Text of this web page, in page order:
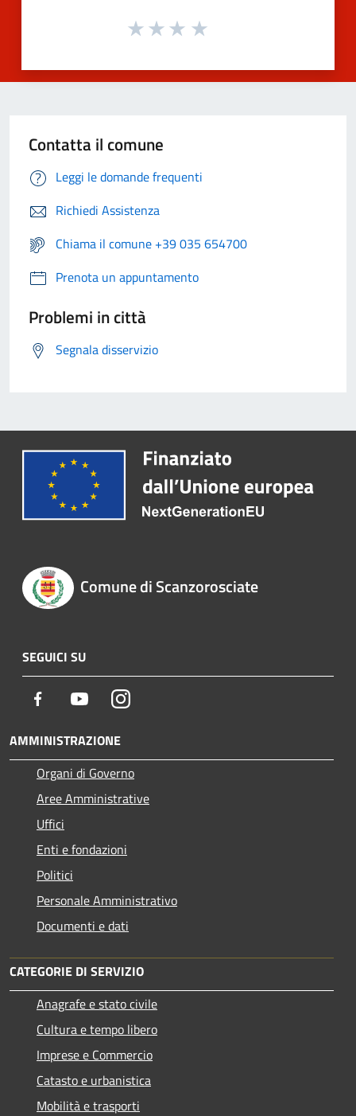
Contatta il comune
Leggi le domande frequenti
Richiedi Assistenza
Chiama il comune +39 035 654700
Prenota un appuntamento
Problemi in città
Segnala disservizio
Comune di Scanzorosciate
SEGUICI SU
Facebook YoutubeInstagram
AMMINISTRAZIONE
Organi di Governo
Aree Amministrative
Uffici
Enti e fondazioni
Politici
Personale Amministrativo
Documenti e dati
CATEGORIE DI SERVIZIO
Anagrafe e stato civile
Cultura e tempo libero
Imprese e Commercio
Catasto e urbanistica
Mobilità e trasporti